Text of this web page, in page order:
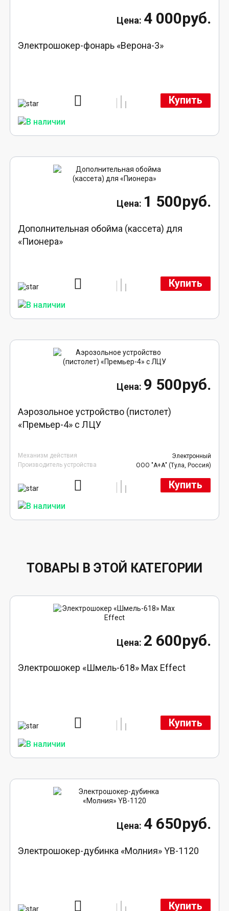
4 000руб.
Электрошокер-фонарь «Верона-3»
Купить
1 500руб.
Дополнительная обойма (кассета) для
«Пионера»
Купить
9 500руб.
Аэрозольное устройство (пистолет)
«Премьер-4» с ЛЦУ
Механизм действия
Электронный
Производитель устройства
ООО "А+А" (Тула, Россия)
Купить
ТОВАРЫ В ЭТОЙ КАТЕГОРИИ
2 600руб.
Электрошокер «Шмель-618» Max Effect
Купить
4 650руб.
Электрошокер-дубинка «Молния» YB-1120
Купить